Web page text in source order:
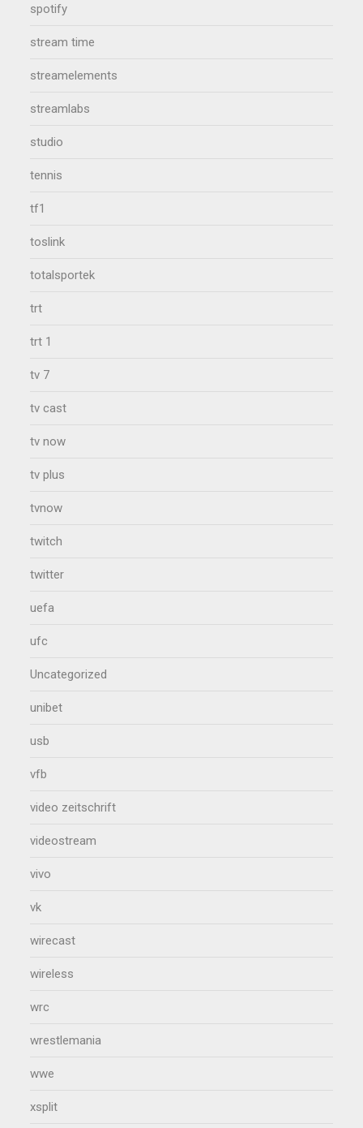
spotify
stream time
streamelements
streamlabs
studio
tennis
tf1
toslink
totalsportek
trt
trt 1
tv 7
tv cast
tv now
tv plus
tvnow
twitch
twitter
uefa
ufc
Uncategorized
unibet
usb
vfb
video zeitschrift
videostream
vivo
vk
wirecast
wireless
wrc
wrestlemania
wwe
xsplit